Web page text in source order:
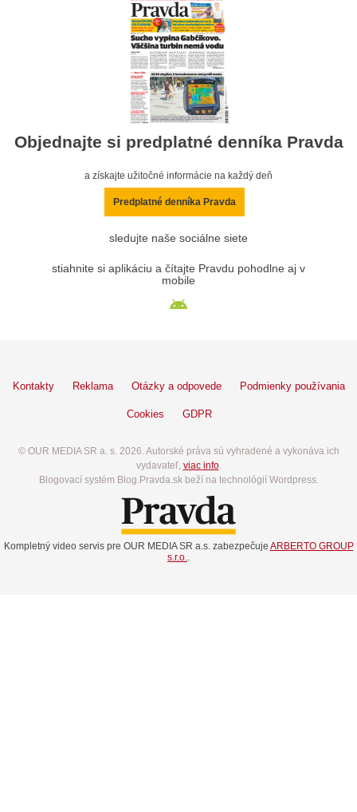
Objednajte si predplatné denníka Pravda
a získajte užitočné informácie na každý deň
Predplatné denníka Pravda
sledujte naše sociálne siete
stiahnite si aplikáciu a čítajte Pravdu pohodlne aj v
mobile
Kontakty Reklama Otázky a odpovede Podmienky používania
Cookies GDPR
© OUR MEDIA SR a. s. 2026. Autorské práva sú vyhradené a vykonáva ich
vydavateľ, viac info.
Blogovací systém Blog.Pravda.sk beží na technológií Wordpress.
Kompletný video servis pre OUR MEDIA SR a.s. zabezpečuje ARBERTO GROUP
s.r.o.